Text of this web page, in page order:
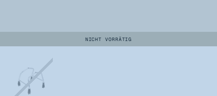
NICHT VORRÄTIG